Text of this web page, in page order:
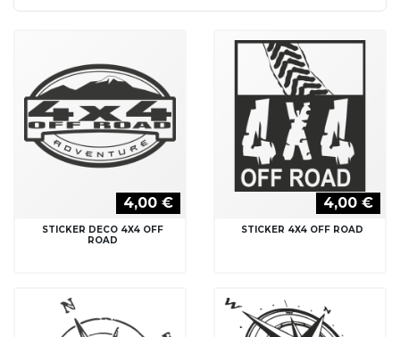
4,00 €
STICKER DECO 4X4 OFF
ROAD
4,00 €
STICKER 4X4 OFF ROAD